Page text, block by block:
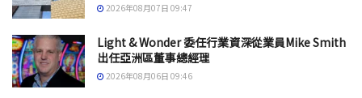
2026年08月07日 09:47
Light & Wonder 委任行業資深從業員Mike Smith
出任亞洲區董事總經理
2026年08月06日 09:46